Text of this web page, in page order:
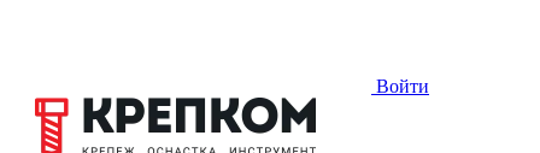
Войти